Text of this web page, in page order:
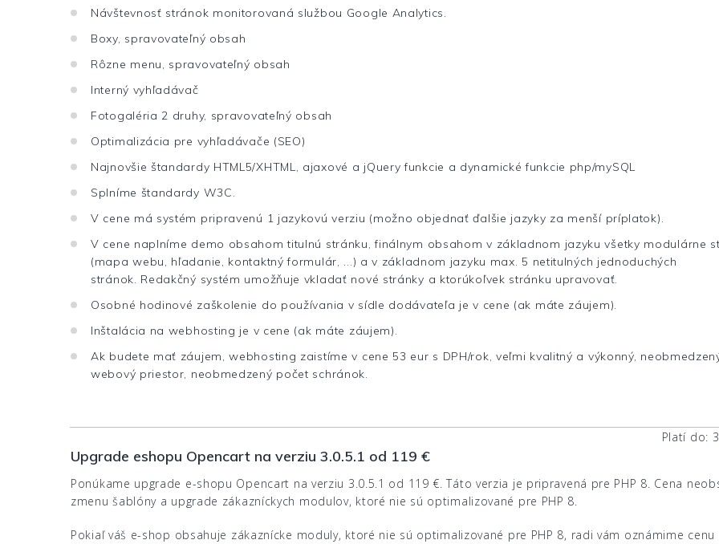
Návštevnosť stránok monitorovaná službou Google Analytics.
Boxy, spravovateľný obsah
Rôzne menu, spravovateľný obsah
Interný vyhľadávač
Fotogaléria 2 druhy, spravovateľný obsah
Optimalizácia pre vyhľadávače (SEO)
Najnovšie štandardy HTML5/XHTML, ajaxové a jQuery funkcie a dynamické funkcie php/mySQL
Splníme štandardy W3C.
V cene má systém pripravenú 1 jazykovú verziu (možno objednať ďalšie jazyky za menší príplatok).
V cene naplníme demo obsahom titulnú stránku, finálnym obsahom v základnom jazyku všetky modulárne
(mapa webu, hľadanie, kontaktný formulár, ...) a v základnom jazyku max. 5 netitulných jednoduchých
stránok. Redakčný systém umožňuje vkladať nové stránky a ktorúkoľvek stránku upravovať.
Osobné hodinové zaškolenie do používania v sídle dodávateľa je v cene (ak máte záujem).
Inštalácia na webhosting je v cene (ak máte záujem).
Ak budete mať záujem, webhosting zaistíme v cene 53 eur s DPH/rok, veľmi kvalitný a výkonný,
webový priestor, neobmedzený počet schránok.
Platí do:
Upgrade eshopu Opencart na verziu 3.0.5.1 od 119 €
Ponúkame upgrade e-shopu Opencart na verziu 3.0.5.1 od 119 €. Táto verzia je pripravená pre PHP 8. Cena
zmenu šablóny a upgrade zákazníckych modulov, ktoré nie sú optimalizované pre PHP 8.
Pokiaľ váš e-shop obsahuje zákaznícke moduly, ktoré nie sú optimalizované pre PHP 8, radi vám oznámime cenu